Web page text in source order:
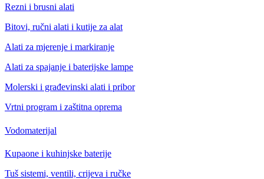
Rezni i brusni alati
Bitovi, ručni alati i kutije za alat
Alati za mjerenje i markiranje
Alati za spajanje i baterijske lampe
Molerski i građevinski alati i pribor
Vrtni program i zaštitna oprema
Vodomaterijal
Kupaone i kuhinjske baterije
Tuš sistemi, ventili, crijeva i ručke